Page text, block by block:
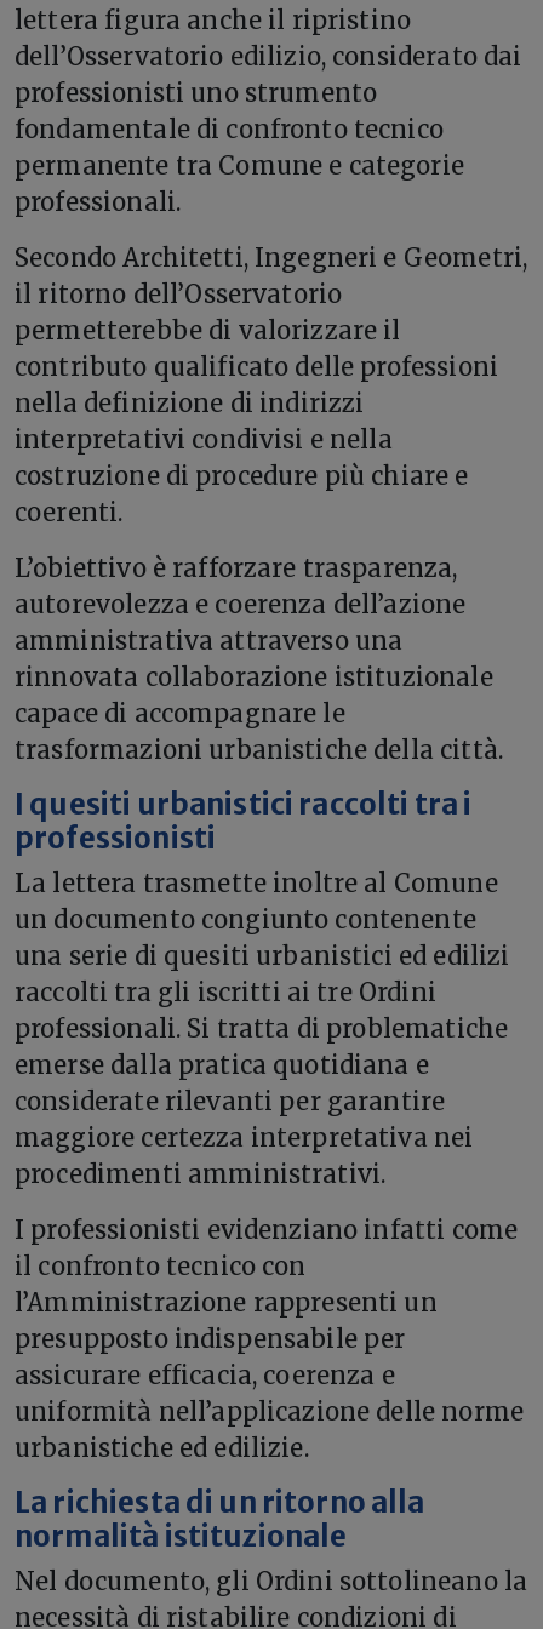
lettera figura anche il ripristino
dell’Osservatorio edilizio, considerato dai
professionisti uno strumento
fondamentale di confronto tecnico
permanente tra Comune e categorie
professionali.
Secondo Architetti, Ingegneri e Geometri,
il ritorno dell’Osservatorio
permetterebbe di valorizzare il
contributo qualificato delle professioni
nella definizione di indirizzi
interpretativi condivisi e nella
costruzione di procedure più chiare e
coerenti.
L’obiettivo è rafforzare trasparenza,
autorevolezza e coerenza dell’azione
amministrativa attraverso una
rinnovata collaborazione istituzionale
capace di accompagnare le
trasformazioni urbanistiche della città.
I quesiti urbanistici raccolti tra i
professionisti
La lettera trasmette inoltre al Comune
un documento congiunto contenente
una serie di quesiti urbanistici ed edilizi
raccolti tra gli iscritti ai tre Ordini
professionali. Si tratta di problematiche
emerse dalla pratica quotidiana e
considerate rilevanti per garantire
maggiore certezza interpretativa nei
procedimenti amministrativi.
I professionisti evidenziano infatti come
il confronto tecnico con
l’Amministrazione rappresenti un
presupposto indispensabile per
assicurare efficacia, coerenza e
uniformità nell’applicazione delle norme
urbanistiche ed edilizie.
La richiesta di un ritorno alla
normalità istituzionale
Nel documento, gli Ordini sottolineano la
necessità di ristabilire condizioni di